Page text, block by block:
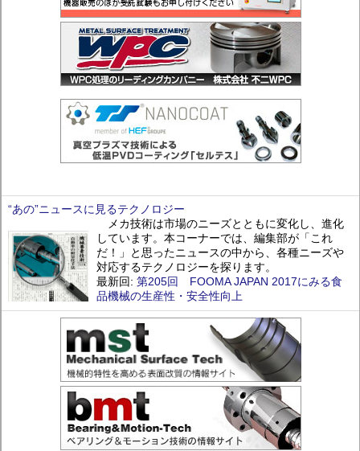
“あの”ニュースに見るテクノロジー
メカ技術は市場のニーズとともに変化し、進化
しています。本コーナーでは、編集部が「これ
だ！」と思ったニュースの中から、各種ニーズや
対応するテクノロジーを探ります。
最新回: 第205回 FOOMA JAPAN 2017にみる食
品機械の生産性・安全性向上